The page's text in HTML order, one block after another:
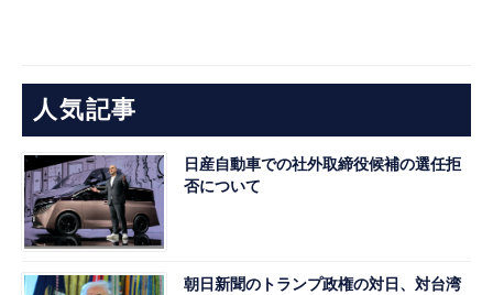
人気記事
日産自動車での社外取締役候補の選任拒
否について
朝日新聞のトランプ政権の対日、対台湾